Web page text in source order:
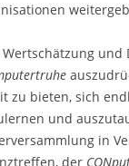
und
zu bieten, sich
und
in
der